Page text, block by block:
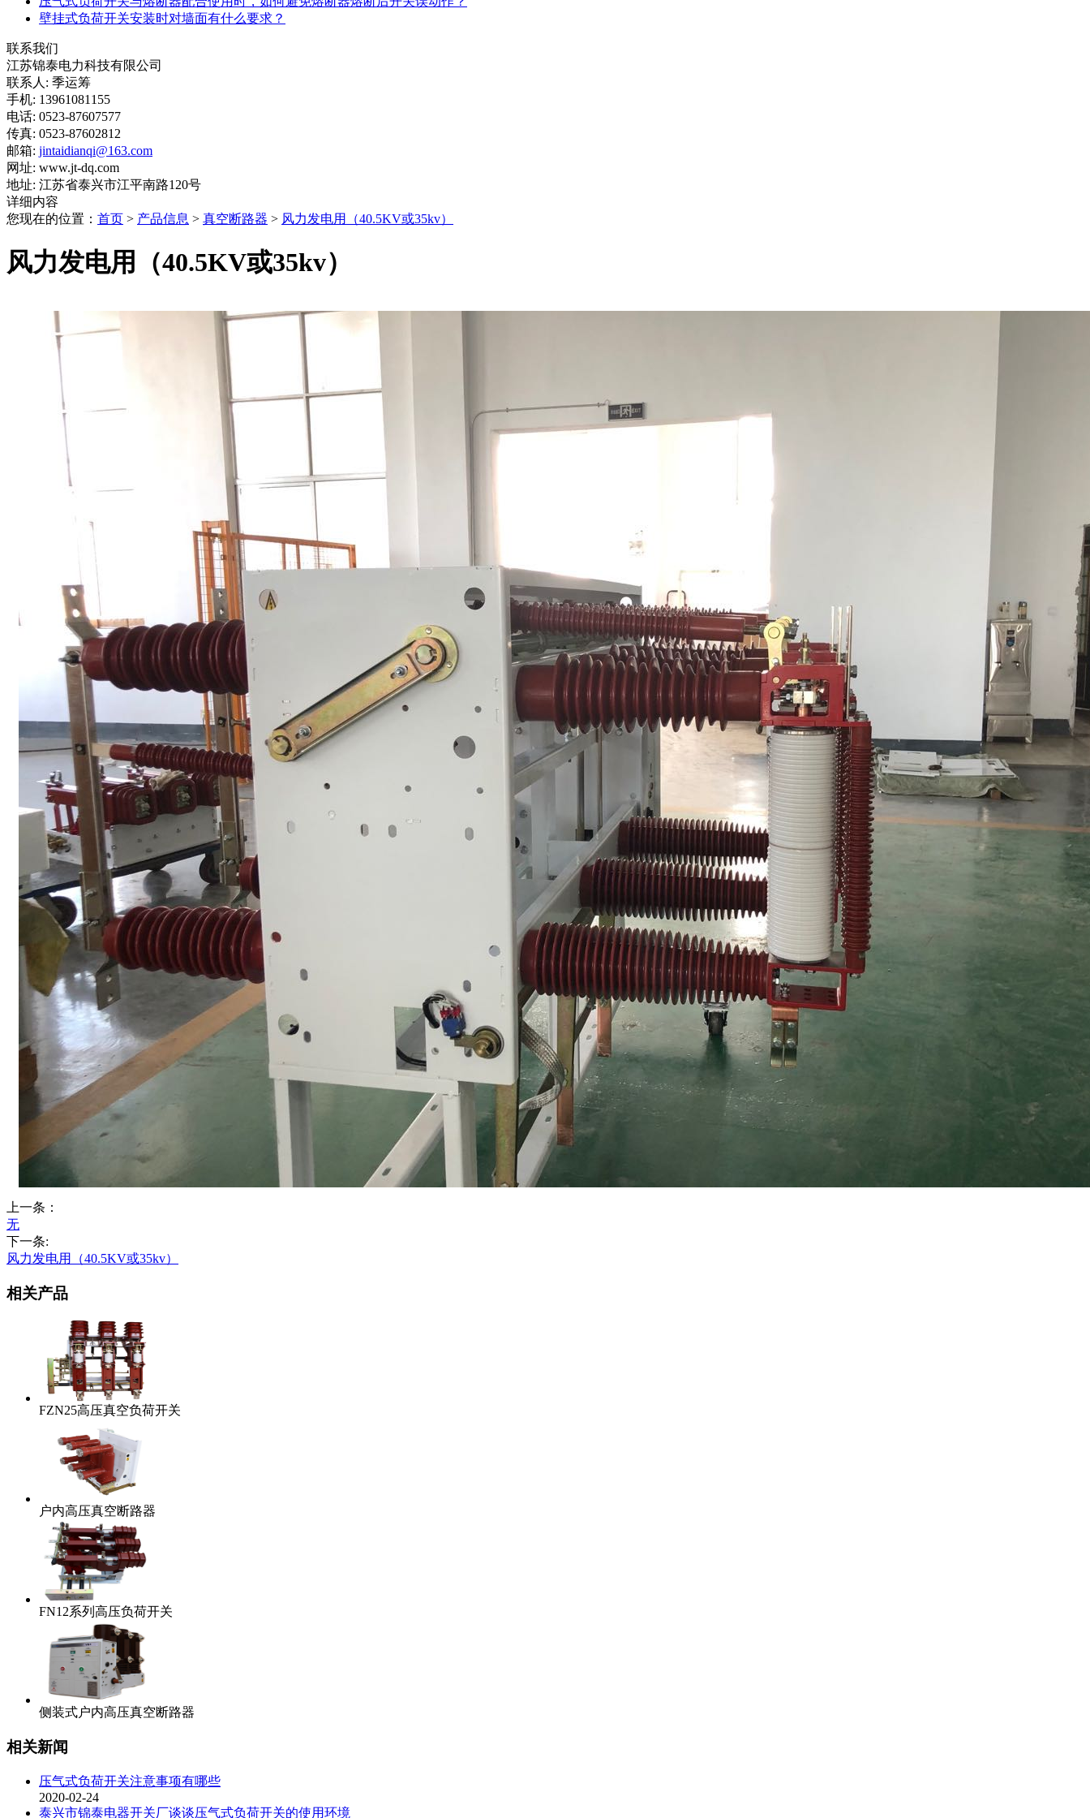
壁挂式负荷开关安装时对墙面有什么要求？
联系我们
江苏锦泰电力科技有限公司
联系人: 季运筹
手机: 13961081155
电话: 0523-87607577
传真: 0523-87602812
邮箱: jintaidianqi@163.com
网址: www.jt-dq.com
地址: 江苏省泰兴市江平南路120号
详细内容
您现在的位置： 首页 > 产品信息 > 真空断路器 > 风力发电用（40.5KV或35kv）
风力发电用（40.5KV或35kv）
上一条：
无
下一条:
风力发电用（40.5KV或35kv）
相关产品
FZN25高压真空负荷开关
户内高压真空断路器
FN12系列高压负荷开关
侧装式户内高压真空断路器
相关新闻
压气式负荷开关注意事项有哪些
2020-02-24
泰兴市锦泰电器开关厂谈谈压气式负荷开关的使用环境